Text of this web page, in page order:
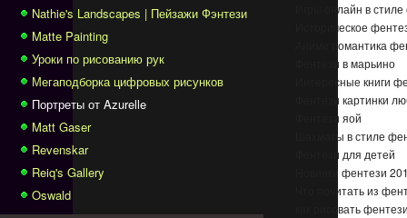
Nathie's Landscapes | Пейзажи Фэнтези
Matte Painting
Уроки по рисованию рук
Мегаподборка цифровых рисунков
Портреты от Azurelle
Matt Gaser
Revenskar
Reiq's Gallery
Oswald
Игры онлайн в
Историческое
Аниме романтика
Фентези в марьино
Интересные книги
Фентези картинки
Фентези яой
Шахматы в стиле
Фентези для детей
Новинки фентези
Что почитать из
как рисовать